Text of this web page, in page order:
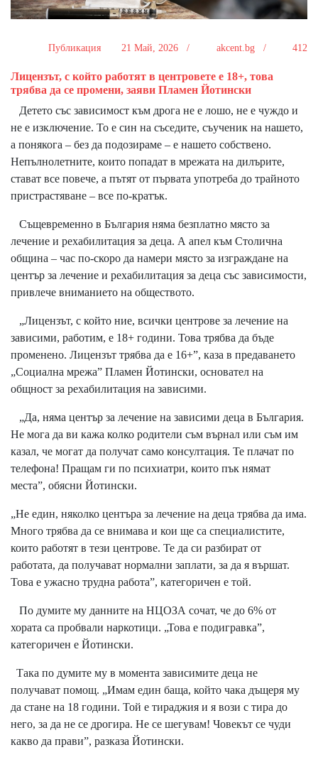
Публикация 21 Май, 2026 / akcent.bg / 412
Лицензът, с който работят в центровете е 18+, това
трябва да се промени, заяви Пламен Йотински
Детето със зависимост към дрога не е лошо, не е чуждо и
не е изключение. То е син на съседите, съученик на нашето,
а понякога – без да подозираме – е нашето собствено.
Непълнолетните, които попадат в мрежата на дилърите,
стават все повече, а пътят от първата употреба до трайното
пристрастяване – все по-кратък.
Същевременно в България няма безплатно място за
лечение и рехабилитация за деца. А апел към Столична
община – час по-скоро да намери място за изграждане на
център за лечение и рехабилитация за деца със зависимости,
привлече вниманието на обществото.
„Лицензът, с който ние, всички центрове за лечение на
зависими, работим, е 18+ години. Това трябва да бъде
променено. Лицензът трябва да е 16+”, каза в предаването
„Социална мрежа” Пламен Йотински, основател на
общност за рехабилитация на зависими.
„Да, няма център за лечение на зависими деца в България.
Не мога да ви кажа колко родители съм върнал или съм им
казал, че могат да получат само консултация. Те плачат по
телефона! Пращам ги по психиатри, които пък нямат
места”, обясни Йотински.
„Не един, няколко центъра за лечение на деца трябва да има.
Много трябва да се внимава и кои ще са специалистите,
които работят в тези центрове. Те да си разбират от
работата, да получават нормални заплати, за да я вършат.
Това е ужасно трудна работа”, категоричен е той.
По думите му данните на НЦОЗА сочат, че до 6% от
хората са пробвали наркотици. „Това е подигравка”,
категоричен е Йотински.
Така по думите му в момента зависимите деца не
получават помощ. „Имам един баща, който чака дъщеря му
да стане на 18 години. Той е тираджия и я вози с тира до
него, за да не се дрогира. Не се шегувам! Човекът се чуди
какво да прави”, разказа Йотински.